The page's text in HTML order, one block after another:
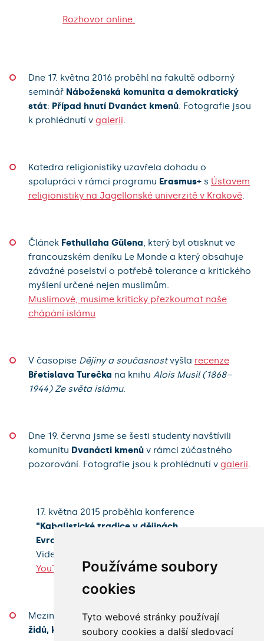
Používáme soubory
cookies
Tyto webové stránky používají
soubory cookies a další sledovací
Rozhovor online.
Dne 17. května 2016 proběhl na fakultě odborný
seminář Náboženská komunita a demokratický
stát: Případ hnutí Dvanáct kmenů. Fotografie jsou
k prohlédnutí v galerii.
Katedra religionistiky uzavřela dohodu o
spolupráci v rámci programu Erasmus+ s Ústavem
religionistiky na Jagellonské univerzitě v Krakově.
Článek Fethullaha Gülena, který byl otisknut ve
francouzském deníku Le Monde a který obsahuje
závažné poselství o potřebě tolerance a kritického
myšlení určené nejen muslimům.
Muslimové, musíme kriticky přezkoumat naše
chápání islámu
V časopise Dějiny a současnostvyšla recenze
Břetislava Turečka na knihu Alois Musil (1868–
1944) Ze světa islámu.
Dne 19. června jsme se šesti studenty navštívili
komunitu Dvanácti kmenů v rámci zúčastného
pozorování. Fotografie jsou k prohlédnutí v galerii.
17. května 2015 proběhla konference
"Kabalistické tradice v dějinách
Evropy."
Video záznam z konference je k dispozici na:
YouTube kanálu fakulty.
Mezináboženská iniciativaSpolečný hlas, fórum
židů, křesťanů a muslimů, vydala 29. ledna 2015